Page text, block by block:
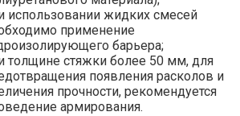
использовании жидких смесей
применение
барьера;
толщине стяжки более 50 мм, для
появления расколов и
прочности, рекомендуется
армирования.